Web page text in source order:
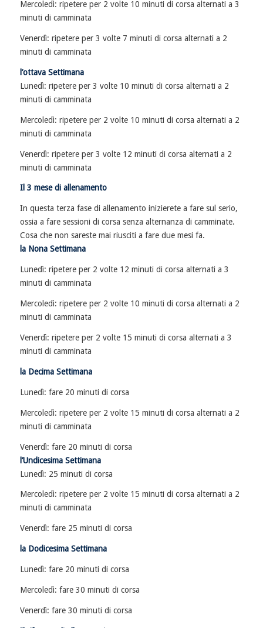
Mercoledì: ripetere per 2 volte 10 minuti di corsa alternati a 3
minuti di camminata
Venerdì: ripetere per 3 volte 7 minuti di corsa alternati a 2
minuti di camminata
l’ottava Settimana
Lunedì: ripetere per 3 volte 10 minuti di corsa alternati a 2
minuti di camminata
Mercoledì: ripetere per 2 volte 10 minuti di corsa alternati a 2
minuti di camminata
Venerdì: ripetere per 3 volte 12 minuti di corsa alternati a 2
minuti di camminata
Il 3 mese di allenamento
In questa terza fase di allenamento inizierete a fare sul serio,
ossia a fare sessioni di corsa senza alternanza di camminate.
Cosa che non sareste mai riusciti a fare due mesi fa.
la Nona Settimana
Lunedì: ripetere per 2 volte 12 minuti di corsa alternati a 3
minuti di camminata
Mercoledì: ripetere per 2 volte 10 minuti di corsa alternati a 2
minuti di camminata
Venerdì: ripetere per 2 volte 15 minuti di corsa alternati a 3
minuti di camminata
la Decima Settimana
Lunedì: fare 20 minuti di corsa
Mercoledì: ripetere per 2 volte 15 minuti di corsa alternati a 2
minuti di camminata
Venerdì: fare 20 minuti di corsa
l’Undicesima Settimana
Lunedì: 25 minuti di corsa
Mercoledì: ripetere per 2 volte 15 minuti di corsa alternati a 2
minuti di camminata
Venerdì: fare 25 minuti di corsa
la Dodicesima Settimana
Lunedì: fare 20 minuti di corsa
Mercoledì: fare 30 minuti di corsa
Venerdì: fare 30 minuti di corsa